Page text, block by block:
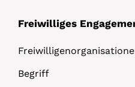
Freiwilliges
Begriff